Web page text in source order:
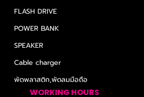
FLASH DRIVE
POWER BANK
SPEAKER
Cable charger
พัดพลาสติก,พัดลมมือถือ
WORKING HOURS